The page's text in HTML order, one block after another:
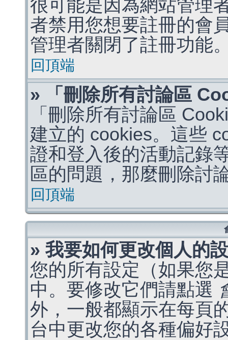
很可能是因為網站管理
者禁用您想要註冊的會
管理者關閉了註冊功能
回頂端
» 「刪除所有討論區
「刪除所有討論區
建立的 cookies。這些
證和登入後的活動記錄
區的問題，那麼刪除討
回頂端
» 我要如何更改個人的
您的所有設定（如果您
中。要修改它們請點選
外，一般都顯示在每頁
台中更改您的各種偏好